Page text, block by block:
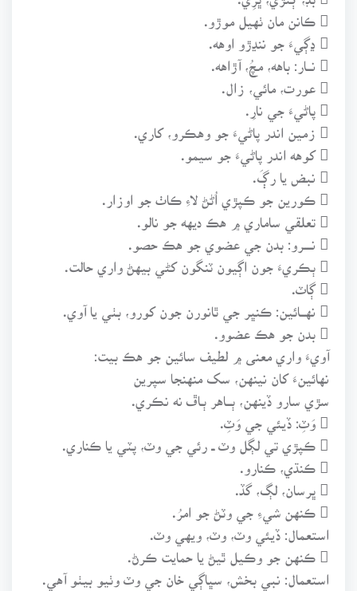
 ڪانن مان ٺهيل موڙو.
 ڍڳيءَ جو ننڍڙو اوهه.
 نـــار: باهه، مچُ، آڙاهه.
 عورت، مائي، زال.
 پاڻيءَ جي نارِ.
 زمين اندر پاڻيءَ جو وهڪرو، کاري.
 کوهه اندر پاڻيءَ جو سيمو.
 نبض يا رڳَ.
 ڪورين جو ڪپڙي اُڻڻ لاءِ ڪاٺ جو اوزار.
 تعلقي ساماري ۾ هڪ ديهه جو نالو.
 نـــــرو: بدن جي عضوي جو هڪ حصو.
 ٻڪريءَ جون اڳيون ٽنگون کڻي بيهڻ واري حالت.
 ڳاٽ.
 نهـــائين: ڪنڀر جي ٿانورن جون کورو، بٺي يا آوي.
 بدن جو هڪ عضوو.
آويءَ واري معنى ۾ لطيف سائين جو هڪ بيت:
نهائينءَ کان نينهن، سک منهنجا سپرين
سڙي سارو ڏينهن، ٻـــاهر ٻـاڦ نه نڪري.
 وَٽِ: ڏيئي جي وَٽِ.
 ڪپڙي تي لڳل وٽ ــ رئي جي وٽ، پٽي يا ڪناري.
 ڪنڌي، ڪنارو.
 ڀرسان، لڳ، گڏ.
 ڪنهن شيءِ جي وٽڻ جو امرُ.
استعمال: ڏيئي وٽ، وٽ، ويهي وٽ.
 ڪنهن جو وڪيل ٿيڻ يا حمايت ڪرڻ.
استعمال: نبي بخش، سڀاڳي خان جي وٽ وٺيو بيٺو آهي.